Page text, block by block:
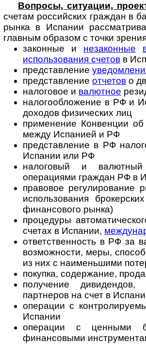
Вопросы, ситуации,
счетам российских граждан в
рынка в Испании
главным образом с точки
законные и незаконные
использования счетов в
представление
представление отчетов о
налоговое и валютное
налогообложение в РФ и
доходов физических лиц
применение Конвенции
между Испанией и РФ
представление в РФ
Испании или РФ
налоговый и
операциями граждан РФ в
правовое регулирование
использования
финансового рынка)
процедуры
счетах в Испании,
ответственность в РФ за
возможности, меры,
из них с наименьшими
покупка, содержание,
получение
партнеров на счет в
операции с
Испании
операции с ценными
финансовыми